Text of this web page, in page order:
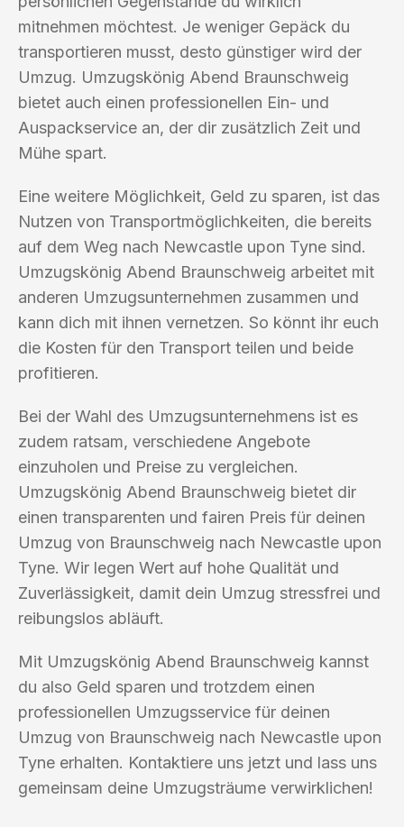
mitnehmen möchtest. Je weniger Gepäck du
transportieren musst, desto günstiger wird der
Umzug. Umzugskönig Abend Braunschweig
bietet auch einen professionellen Ein- und
Auspackservice an, der dir zusätzlich Zeit und
Mühe spart.
Eine weitere Möglichkeit, Geld zu sparen, ist das
Nutzen von Transportmöglichkeiten, die bereits
auf dem Weg nach Newcastle upon Tyne sind.
Umzugskönig Abend Braunschweig arbeitet mit
anderen Umzugsunternehmen zusammen und
kann dich mit ihnen vernetzen. So könnt ihr euch
die Kosten für den Transport teilen und beide
profitieren.
Bei der Wahl des Umzugsunternehmens ist es
zudem ratsam, verschiedene Angebote
einzuholen und Preise zu vergleichen.
Umzugskönig Abend Braunschweig bietet dir
einen transparenten und fairen Preis für deinen
Umzug von Braunschweig nach Newcastle upon
Tyne. Wir legen Wert auf hohe Qualität und
Zuverlässigkeit, damit dein Umzug stressfrei und
reibungslos abläuft.
Mit Umzugskönig Abend Braunschweig kannst
du also Geld sparen und trotzdem einen
professionellen Umzugsservice für deinen
Umzug von Braunschweig nach Newcastle upon
Tyne erhalten. Kontaktiere uns jetzt und lass uns
gemeinsam deine Umzugsträume verwirklichen!